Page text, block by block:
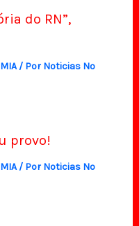
do RN”,
/ Por Noticias No
provo!
/ Por Noticias No